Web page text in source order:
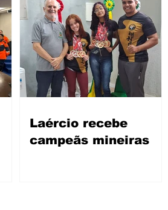
Laércio recebe
campeãs mineiras